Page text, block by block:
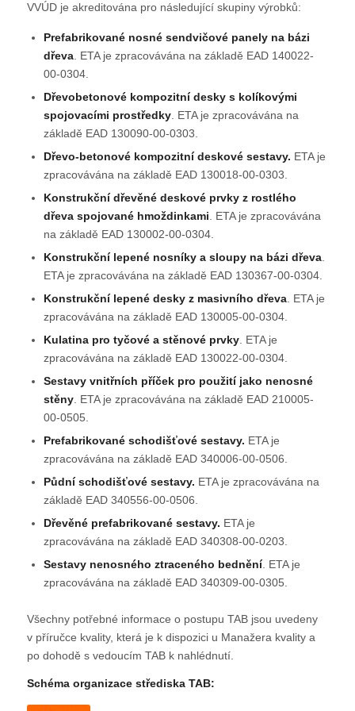
VVÚD je akreditována pro následující skupiny výrobků:
Prefabrikované nosné sendvičové panely na bázi
dřeva. ETA je zpracovávána na základě EAD 140022-
00-0304.
Dřevobetonové kompozitní desky s kolíkovými
spojovacími prostředky. ETA je zpracovávána na
základě EAD 130090-00-0303.
Dřevo-betonové kompozitní deskové sestavy. ETA je
zpracovávána na základě EAD 130018-00-0303.
Konstrukční dřevěné deskové prvky z rostlého
dřeva spojované hmoždinkami. ETA je zpracovávána
na základě EAD 130002-00-0304.
Konstrukční lepené nosníky a sloupy na bázi dřeva.
ETA je zpracovávána na základě EAD 130367-00-0304.
Konstrukční lepené desky z masivního dřeva. ETA je
zpracovávána na základě EAD 130005-00-0304.
Kulatina pro tyčové a stěnové prvky. ETA je
zpracovávána na základě EAD 130022-00-0304.
Sestavy vnitřních příček pro použití jako nenosné
stěny. ETA je zpracovávána na základě EAD 210005-
00-0505.
Prefabrikované schodišťové sestavy. ETA je
zpracovávána na základě EAD 340006-00-0506.
Půdní schodišťové sestavy. ETA je zpracovávána na
základě EAD 340556-00-0506.
Dřevěné prefabrikované sestavy. ETA je
zpracovávána na základě EAD 340308-00-0203.
Sestavy nenosného ztraceného bednění. ETA je
zpracovávána na základě EAD 340309-00-0305.
Všechny potřebné informace o postupu TAB jsou uvedeny
v příručce kvality, která je k dispozici u Manažera kvality a
po dohodě s vedoucím TAB k nahlédnutí.
Schéma organizace střediska TAB: